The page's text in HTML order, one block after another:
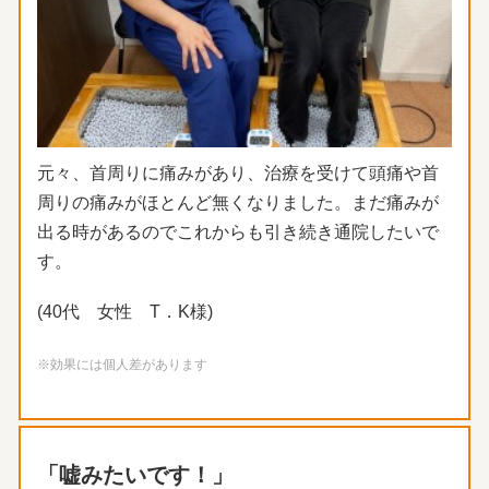
元々、首周りに痛みがあり、治療を受けて頭痛や首
周りの痛みがほ とんど無くなりました。まだ痛みが
出る時があるのでこれからも引 き続き通院したいで
す。
(40代 女性 T．K様)
※効果には個人差があります
「嘘みたいです！」